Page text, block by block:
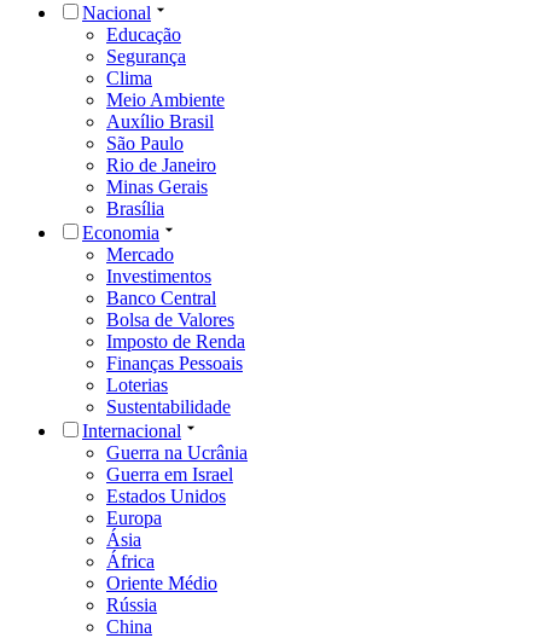
Nacional
Educação
Segurança
Clima
Meio Ambiente
Auxílio Brasil
São Paulo
Rio de Janeiro
Minas Gerais
Brasília
Economia
Mercado
Investimentos
Banco Central
Bolsa de Valores
Imposto de Renda
Finanças Pessoais
Loterias
Sustentabilidade
Internacional
Guerra na Ucrânia
Guerra em Israel
Estados Unidos
Europa
Ásia
África
Oriente Médio
Rússia
China